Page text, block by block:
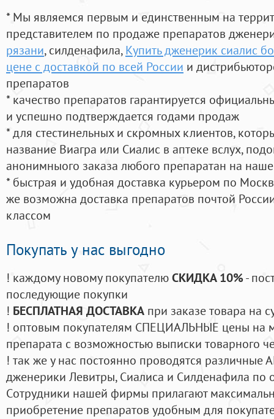
* Мы являемся первым и единственным на
представителем по продаже препаратов
рязани, силденафила, Купить дженерик сиалис
цене с доставкой по всей России и
препаратов
* качество препаратов гарантируется
и успешно подтверждается годами продаж
* для стестинельных и скромных клиентов,
название Виагра или Сиалис в аптеке вслух,
анонимныого заказа любого препаратан на
* быстрая и удобная доставка курьером по
же возможна доставка препаратов почтой
классом
Покупать у нас выгодно
! каждому новому покупателюСКИДКА 10%-
последующие покупки
! БЕСПЛАТНАЯ ДОСТАВКА при заказе товара на
! оптовым покупателям СПЕЦИАЛЬНЫЕ цены на
препарата с возможностью выписки товарного
! так же у нас постоянно проводятся
дженерики Левитры, Сиалиса и Силденафила по
Cотрудники нашей фирмы прилагают
приобретение препаратов удобным для